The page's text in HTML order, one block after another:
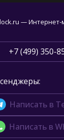
—
+7 (499) 350-
Написать в
Написать в